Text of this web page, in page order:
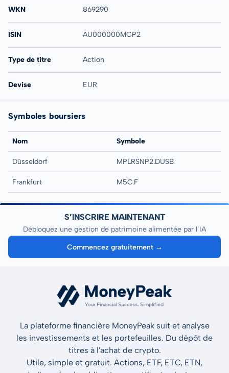
WKN 869290
ISIN AU000000MCP2
Type de titre Action
Devise EUR
Symboles boursiers
Nom Symbole
Düsseldorf MPLRSNP2.DUSB
Frankfurt M5C.F
S’INSCRIRE MAINTENANT
Débloquez une gestion de patrimoine alimentée par l’IA
Commencez gratuitement →
La plateforme financière MoneyPeak suit et analyse
les investissements et les portefeuilles. Du dépôt de
titres à l'achat de crypto.
Utile, simple et gratuit. Actions, ETF, ETC, ETN,